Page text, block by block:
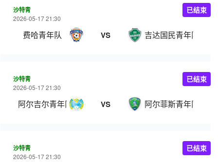
沙特青
2026-05-17 21:30
费哈青年队 VS 吉达国民青年队
已结束
沙特青
2026-05-17 21:30
阿尔吉尔青年队 VS 阿尔菲斯青年队
已结束
沙特青
2026-05-17 21:30
已结束